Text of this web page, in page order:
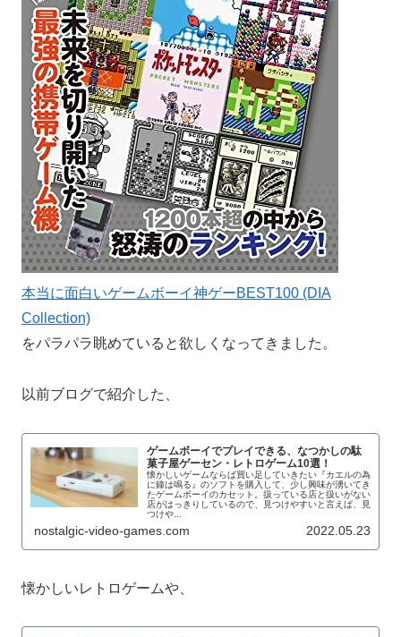
本当に面白いゲームボーイ神ゲーBEST100 (DIA
Collection)
をパラパラ眺めていると欲しくなってきました。
以前ブログで紹介した、
ゲームボーイでプレイできる、なつかしの駄
菓子屋ゲーセン・レトロゲーム10選！
懐かしいゲームならば買い足していきたい『カエルの為
に鐘は鳴る』のソフトを購入して、少し興味が湧いてき
たゲームボーイのカセット。扱っている店と扱いがない
店がはっきりしているので、見つけやすいと言えば、見
つけや...
nostalgic-video-games.com 2022.05.23
懐かしいレトロゲームや、